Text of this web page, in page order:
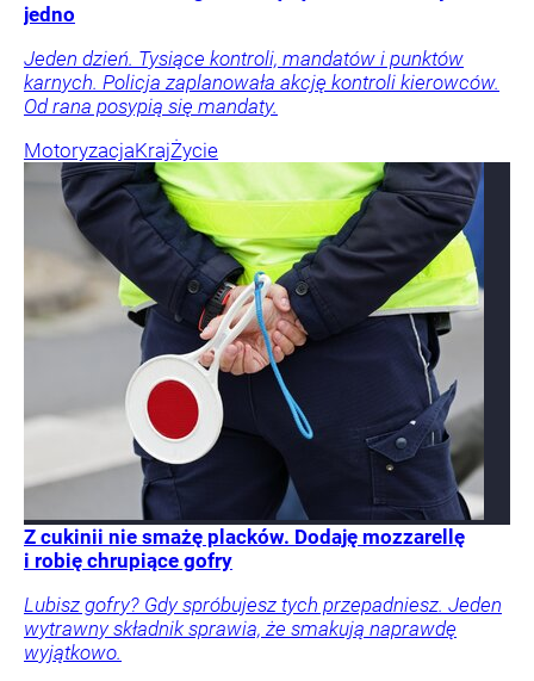
jedno
Jeden dzień. Tysiące kontroli, mandatów i punktów
karnych. Policja zaplanowała akcję kontroli kierowców.
Od rana posypią się mandaty.
MotoryzacjaKrajŻycie
Z cukinii nie smażę placków. Dodaję mozzarellę
i robię chrupiące gofry
Lubisz gofry? Gdy spróbujesz tych przepadniesz. Jeden
wytrawny składnik sprawia, że smakują naprawdę
wyjątkowo.